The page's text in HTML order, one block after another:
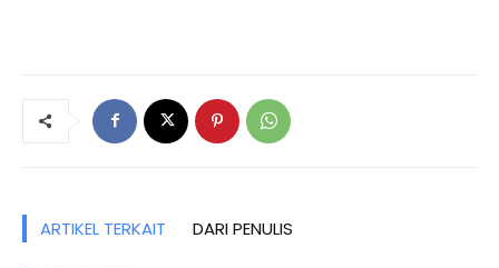
ARTIKEL TERKAIT DARI PENULIS